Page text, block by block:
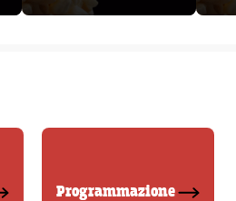
Programmazione